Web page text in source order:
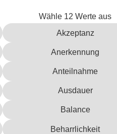
Wähle 12 Werte aus
Akzeptanz
Anerkennung
Anteilnahme
Ausdauer
Balance
Beharrlichkeit